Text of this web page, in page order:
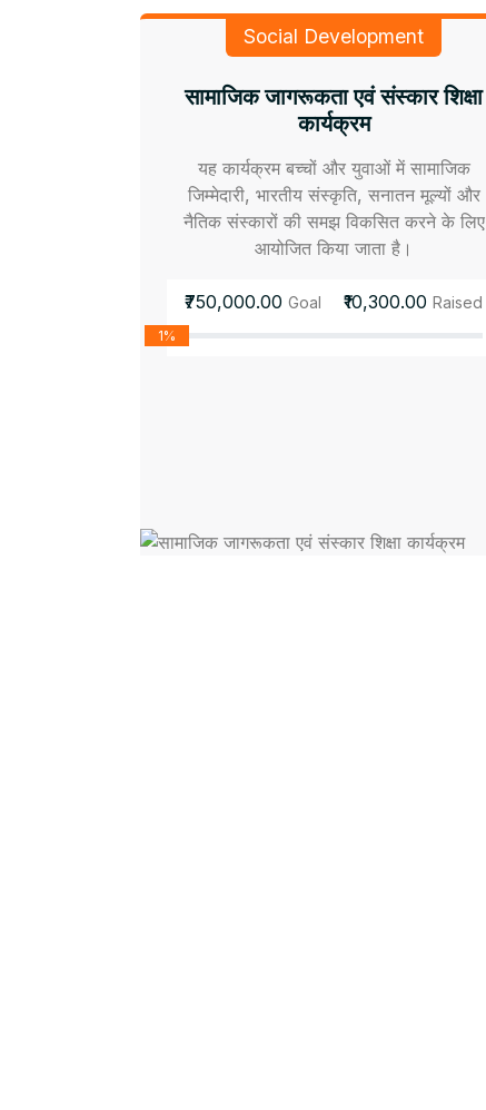
Social Development
सामाजिक जागरूकता एवं संस्कार शिक्षा
कार्यक्रम
यह कार्यक्रम बच्चों और युवाओं में सामाजिक
जिम्मेदारी, भारतीय संस्कृति, सनातन मूल्यों और
नैतिक संस्कारों की समझ विकसित करने के लिए
आयोजित किया जाता है।
₹750,000.00Goal ₹10,300.00 Raised
1%